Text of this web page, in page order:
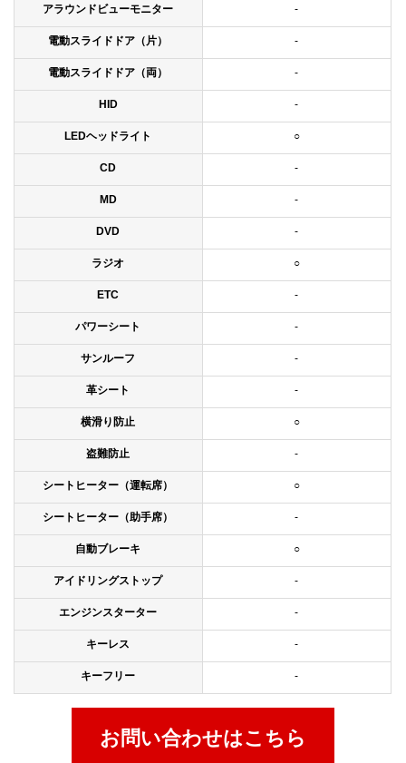
アラウンドビューモニター -
電動スライドドア（片） -
電動スライドドア（両） -
HID -
LEDヘッドライト ○
CD -
MD -
DVD -
ラジオ ○
ETC -
パワーシート -
サンルーフ -
革シート -
横滑り防止 ○
盗難防止 -
シートヒーター（運転席） ○
シートヒーター（助手席） -
自動ブレーキ ○
アイドリングストップ -
エンジンスターター -
キーレス -
キーフリー -
お問い合わせはこちら